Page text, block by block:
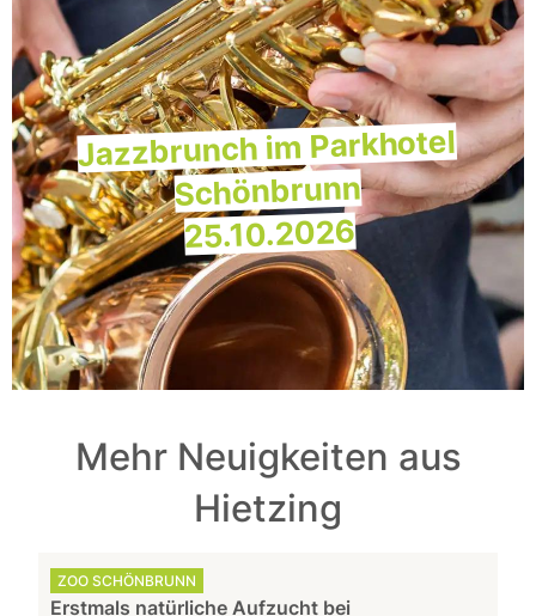
Jazzbrunch im Parkhotel
Schönbrunn
25.10.2026
Mehr Neuigkeiten aus
Hietzing
ZOO SCHÖNBRUNN
Erstmals natürliche Aufzucht bei